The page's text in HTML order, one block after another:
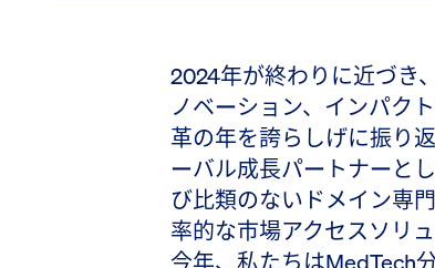
2024年が終わりに近づき
ノベーション、インパク
革の年を誇らしげに振り
ーバル成長パートナーと
び比類のないドメイン専
率的な市場アクセスソリ
今年、私たちはMedTech